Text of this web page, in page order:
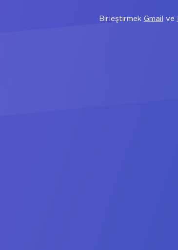
Birleştirmek Gmail ve